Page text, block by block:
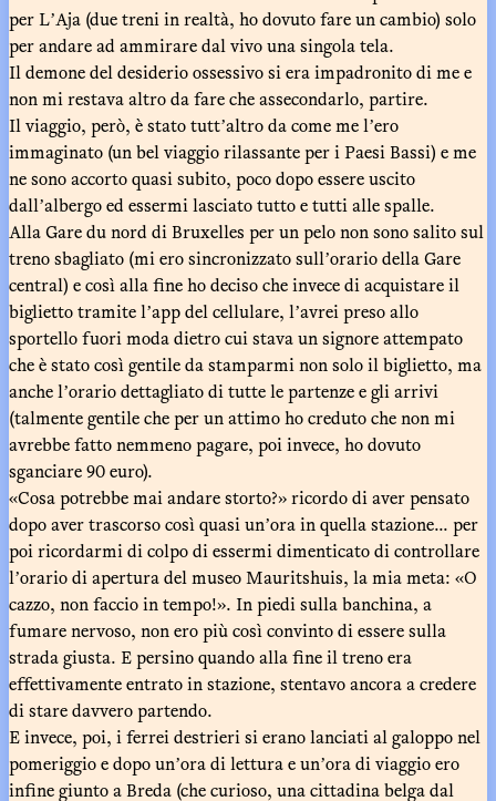
per LʼAja (due treni in realtà, ho dovuto fare un cambio) solo
per andare ad ammirare dal vivo una singola tela.
Il demone del desiderio ossessivo si era impadronito di me e
non mi restava altro da fare che assecondarlo, partire.
Il viaggio, però, è stato tuttʼaltro da come me lʼero
immaginato (un bel viaggio rilassante per i Paesi Bassi) e me
ne sono accorto quasi subito, poco dopo essere uscito
dallʼalbergo ed essermi lasciato tutto e tutti alle spalle.
Alla Gare du nord di Bruxelles per un pelo non sono salito sul
treno sbagliato (mi ero sincronizzato sullʼorario della Gare
central) e così alla fine ho deciso che invece di acquistare il
biglietto tramite lʼapp del cellulare, lʼavrei preso allo
sportello fuori moda dietro cui stava un signore attempato
che è stato così gentile da stamparmi non solo il biglietto, ma
anche lʼorario dettagliato di tutte le partenze e gli arrivi
(talmente gentile che per un attimo ho creduto che non mi
avrebbe fatto nemmeno pagare, poi invece, ho dovuto
sganciare 90 euro).
«Cosa potrebbe mai andare storto?» ricordo di aver pensato
dopo aver trascorso così quasi unʼora in quella stazione... per
poi ricordarmi di colpo di essermi dimenticato di controllare
lʼorario di apertura del museo Mauritshuis, la mia meta: «O
cazzo, non faccio in tempo!». In piedi sulla banchina, a
fumare nervoso, non ero più così convinto di essere sulla
strada giusta. E persino quando alla fine il treno era
effettivamente entrato in stazione, stentavo ancora a credere
di stare davvero partendo.
E invece, poi, i ferrei destrieri si erano lanciati al galoppo nel
pomeriggio e dopo unʼora di lettura e unʼora di viaggio ero
infine giunto a Breda (che curioso, una cittadina belga dal